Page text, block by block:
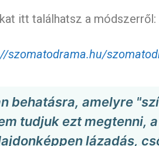
itt találhatsz a módszerről:
szomatodrama.hu/
behatásra, amelyre
tudjuk ezt megtenni,
lázadás,